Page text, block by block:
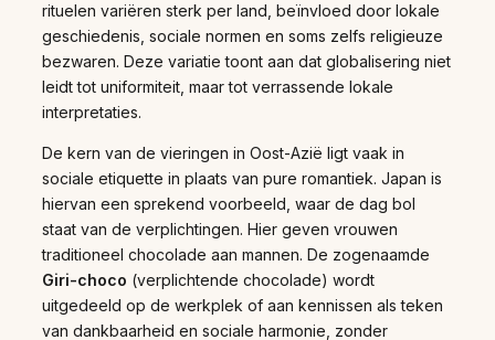
rituelen variëren sterk per land, beïnvloed door lokale
geschiedenis, sociale normen en soms zelfs religieuze
bezwaren. Deze variatie toont aan dat globalisering niet
leidt tot uniformiteit, maar tot verrassende lokale
interpretaties.
De kern van de vieringen in Oost-Azië ligt vaak in
sociale etiquette in plaats van pure romantiek. Japan is
hiervan een sprekend voorbeeld, waar de dag bol
staat van de verplichtingen. Hier geven vrouwen
traditioneel chocolade aan mannen. De zogenaamde
Giri-choco (verplichtende chocolade) wordt
uitgedeeld op de werkplek of aan kennissen als teken
van dankbaarheid en sociale harmonie, zonder